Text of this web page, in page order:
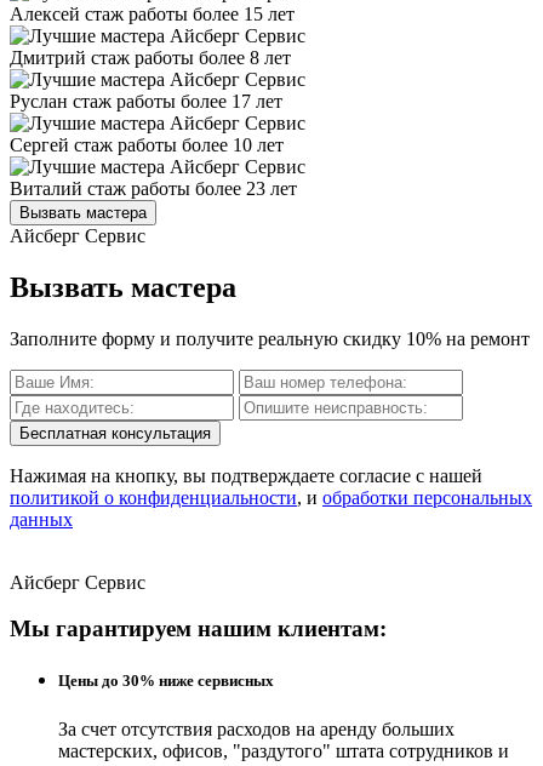
Алексей стаж работы более 15 лет
Дмитрий стаж работы более 8 лет
Руслан стаж работы более 17 лет
Сергей стаж работы более 10 лет
Виталий стаж работы более 23 лет
Вызвать мастера
Айсберг Сервис
Вызвать мастера
Заполните форму и получите реальную скидку 10% на ремонт
Бесплатная консультация
Нажимая на кнопку, вы подтверждаете согласие с нашей
политикой о конфиденциальности, и обработки персональных
данных
Айсберг Сервис
Мы гарантируем нашим клиентам:
Цены до 30% ниже сервисных
За счет отсутствия расходов на аренду больших
мастерских, офисов, "раздутого" штата сотрудников и